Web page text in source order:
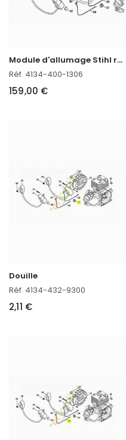
M
odule d'allumage Stihl réf. 4134-400-1306
Réf. 4134-400-1306
159,00 €
Douille
Réf. 4134-432-9300
2,11 €